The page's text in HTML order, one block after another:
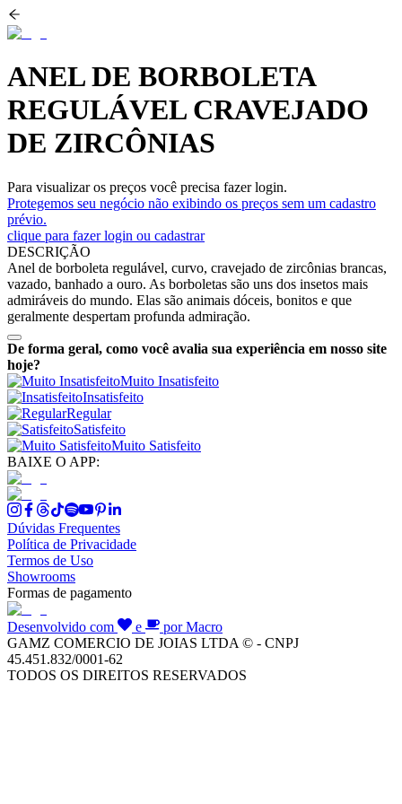
ANEL DE BORBOLETA
REGULÁVEL CRAVEJADO
DE ZIRCÔNIAS
Para visualizar os preços você precisa fazer login.
Protegemos seu negócio não exibindo os preços sem um cadastro
prévio.
clique para fazer login ou cadastrar
DESCRIÇÃO
Anel de borboleta regulável, curvo, cravejado de zircônias brancas,
vazado, banhado a ouro. As borboletas são uns dos insetos mais
admiráveis do mundo. Elas são animais dóceis, bonitos e que
geralmente despertam profunda admiração.
De forma geral, como você avalia sua experiência em nosso site
hoje?
Muito Insatisfeito
Insatisfeito
Regular
Satisfeito
Muito Satisfeito
BAIXE O APP:
Dúvidas Frequentes
Política de Privacidade
Termos de Uso
Showrooms
Formas de pagamento
Desenvolvido com e
por Macro
GAMZ COMERCIO DE JOIAS LTDA © - CNPJ
45.451.832/0001-62
TODOS OS DIREITOS RESERVADOS